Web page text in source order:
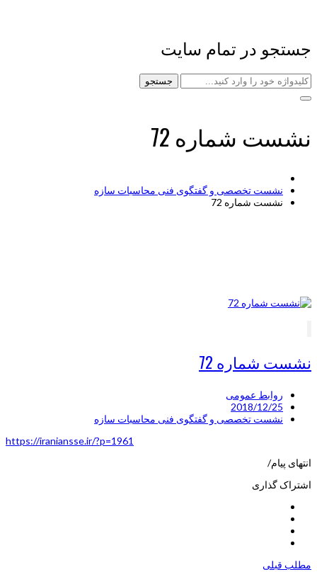
جستجو در تمام سایت
جستجو
نشست شماره 72
نشست تخصصی و گفتگوی فنی محاسبات سازه
نشست شماره 72
نشست شماره 72
روابط عمومی
2018/12/25
نشست تخصصی و گفتگوی فنی محاسبات سازه
https://iraniansse.ir/?p=1961
انتهای پیام/
اشتراک گذاری
مطلب قبلی